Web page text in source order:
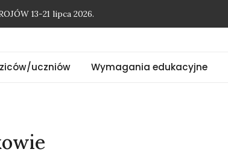
13-21 lipca 2026.
uczniów Wymagania edukacyjne